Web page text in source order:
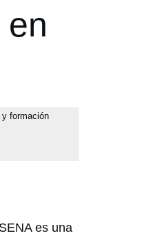
en
formación
es una